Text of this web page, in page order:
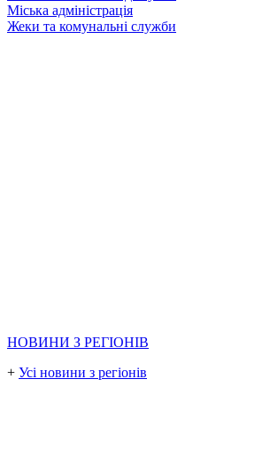
Міська адміністрація
Жеки та комунальні служби
НОВИНИ З РЕГІОНІВ
+ Усі новини з регіонів